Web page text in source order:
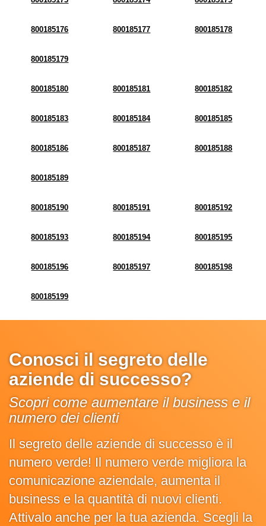
800185176 800185177 800185178
800185179
800185180 800185181 800185182
800185183 800185184 800185185
800185186 800185187 800185188
800185189
800185190 800185191 800185192
800185193 800185194 800185195
800185196 800185197 800185198
800185199
Conosci il segreto delle
aziende di successo?
Scopri come aumentare il business e il
numero dei clienti
Il segreto delle aziende di successo è il
numero verde! Il numero verde migliora la
comunicazione aziendale, aumenta il
business e la quantità di nuovi clienti.
Attivalo anche per la tua azienda. Scegli la